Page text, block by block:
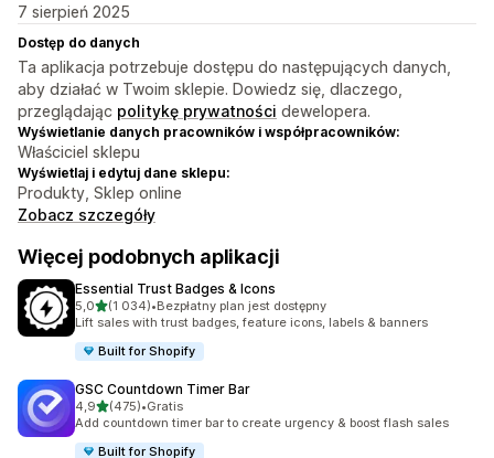
7 sierpień 2025
Dostęp do danych
Ta aplikacja potrzebuje dostępu do następujących danych,
aby działać w Twoim sklepie. Dowiedz się, dlaczego,
przeglądając politykę prywatności dewelopera.
Wyświetlanie danych pracowników i współpracowników:
Właściciel sklepu
Wyświetlaj i edytuj dane sklepu:
Produkty, Sklep online
Zobacz szczegóły
Więcej podobnych aplikacji
Essential Trust Badges & Icons
5,0na 5 gwiazdek
(1 034)
Łączna liczba recenzji: 1034
•Bezpłatny plan jest dostępny
Lift sales with trust badges, feature icons, labels & banners
Built for Shopify
GSC Countdown Timer Bar
4,9na 5 gwiazdek
(475)
Łączna liczba recenzji: 475
•Gratis
Add countdown timer bar to create urgency & boost flash sales
Built for Shopify